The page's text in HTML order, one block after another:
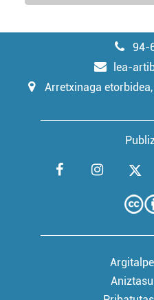
94-
lea-
Arretxinaga